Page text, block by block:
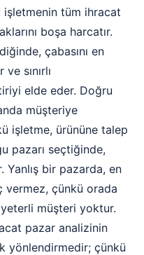
işletmenin tüm ihracat
boşa harcatır.
çabasını en
sınırlı
elde eder. Doğru
müşteriye
işletme, ürününe talep
pazarı seçtiğinde,
Yanlış bir pazarda, en
vermez, çünkü orada
müşteri yoktur.
pazar analizinin
yönlendirmedir; çünkü